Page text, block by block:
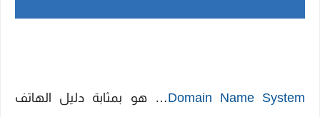
Domain Name System… هو بمثابة دليل الهاتف